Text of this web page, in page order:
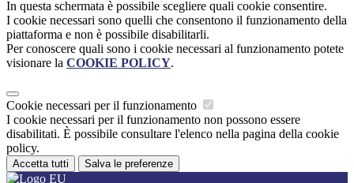
In questa schermata è possibile scegliere quali cookie consentire.
I cookie necessari sono quelli che consentono il funzionamento della
piattaforma e non è possibile disabilitarli.
Per conoscere quali sono i cookie necessari al funzionamento potete
visionare la COOKIE POLICY.
Cookie necessari per il funzionamento
I cookie necessari per il funzionamento non possono essere
disabilitati. È possibile consultare l'elenco nella pagina della cookie
policy.
Accetta tutti Salva le preferenze